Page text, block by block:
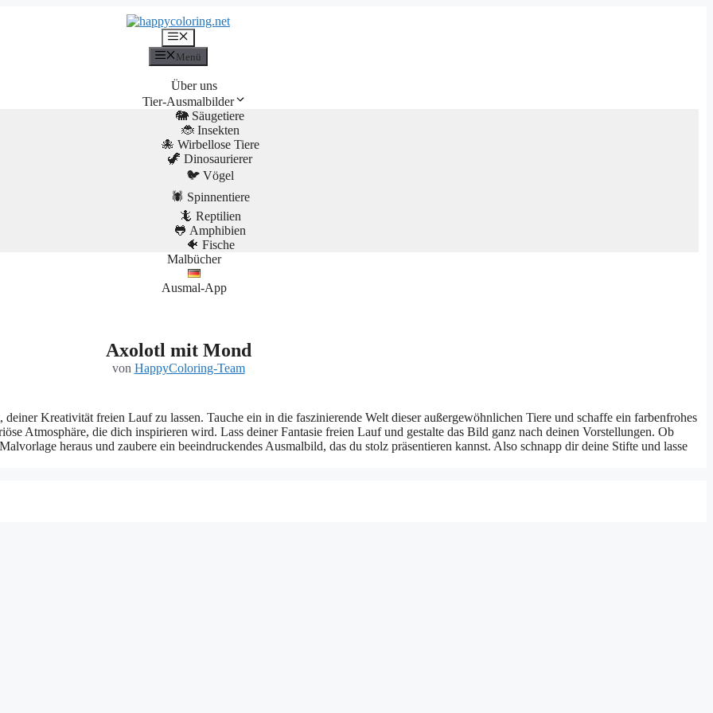
Menü
Über uns
Tier-Ausmalbilder
🐘 Säugetiere
🐞 Insekten
🐙 Wirbellose Tiere
🦖 Dinosaurierer
🐦 Vögel
🕷️ Spinnentiere
🦎 Reptilien
🐸 Amphibien
🐠 Fische
Malbücher
Ausmal-App
Axolotl mit Mond
von HappyColoring-Team
Kreativität freien Lauf zu lassen. Tauche ein in die faszinierende Welt dieser außergewöhnlichen Tiere und schaffe ein farbenfrohes
Atmosphäre, die dich inspirieren wird. Lass deiner Fantasie freien Lauf und gestalte das Bild ganz nach deinen Vorstellungen. Ob
heraus und zaubere ein beeindruckendes Ausmalbild, das du stolz präsentieren kannst. Also schnapp dir deine Stifte und lasse